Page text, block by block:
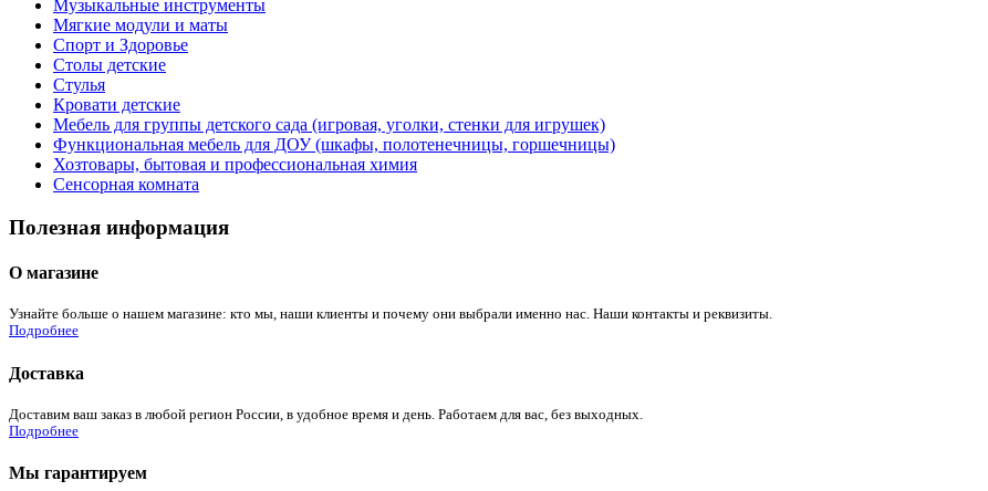
Музыкальные инструменты
Мягкие модули и маты
Спорт и Здоровье
Столы детские
Стулья
Кровати детские
Мебель для группы детского сада (игровая, уголки, стенки для игрушек)
Функциональная мебель для ДОУ (шкафы, полотенечницы, горшечницы)
Хозтовары, бытовая и профессиональная химия
Сенсорная комната
Полезная информация
О магазине
Узнайте больше о нашем магазине: кто мы, наши клиенты и почему они выбрали именно нас. Наши контакты и реквизиты.
Подробнее
Доставка
Доставим ваш заказ в любой регион России, в удобное время и день. Работаем для вас, без выходных.
Подробнее
Мы гарантируем